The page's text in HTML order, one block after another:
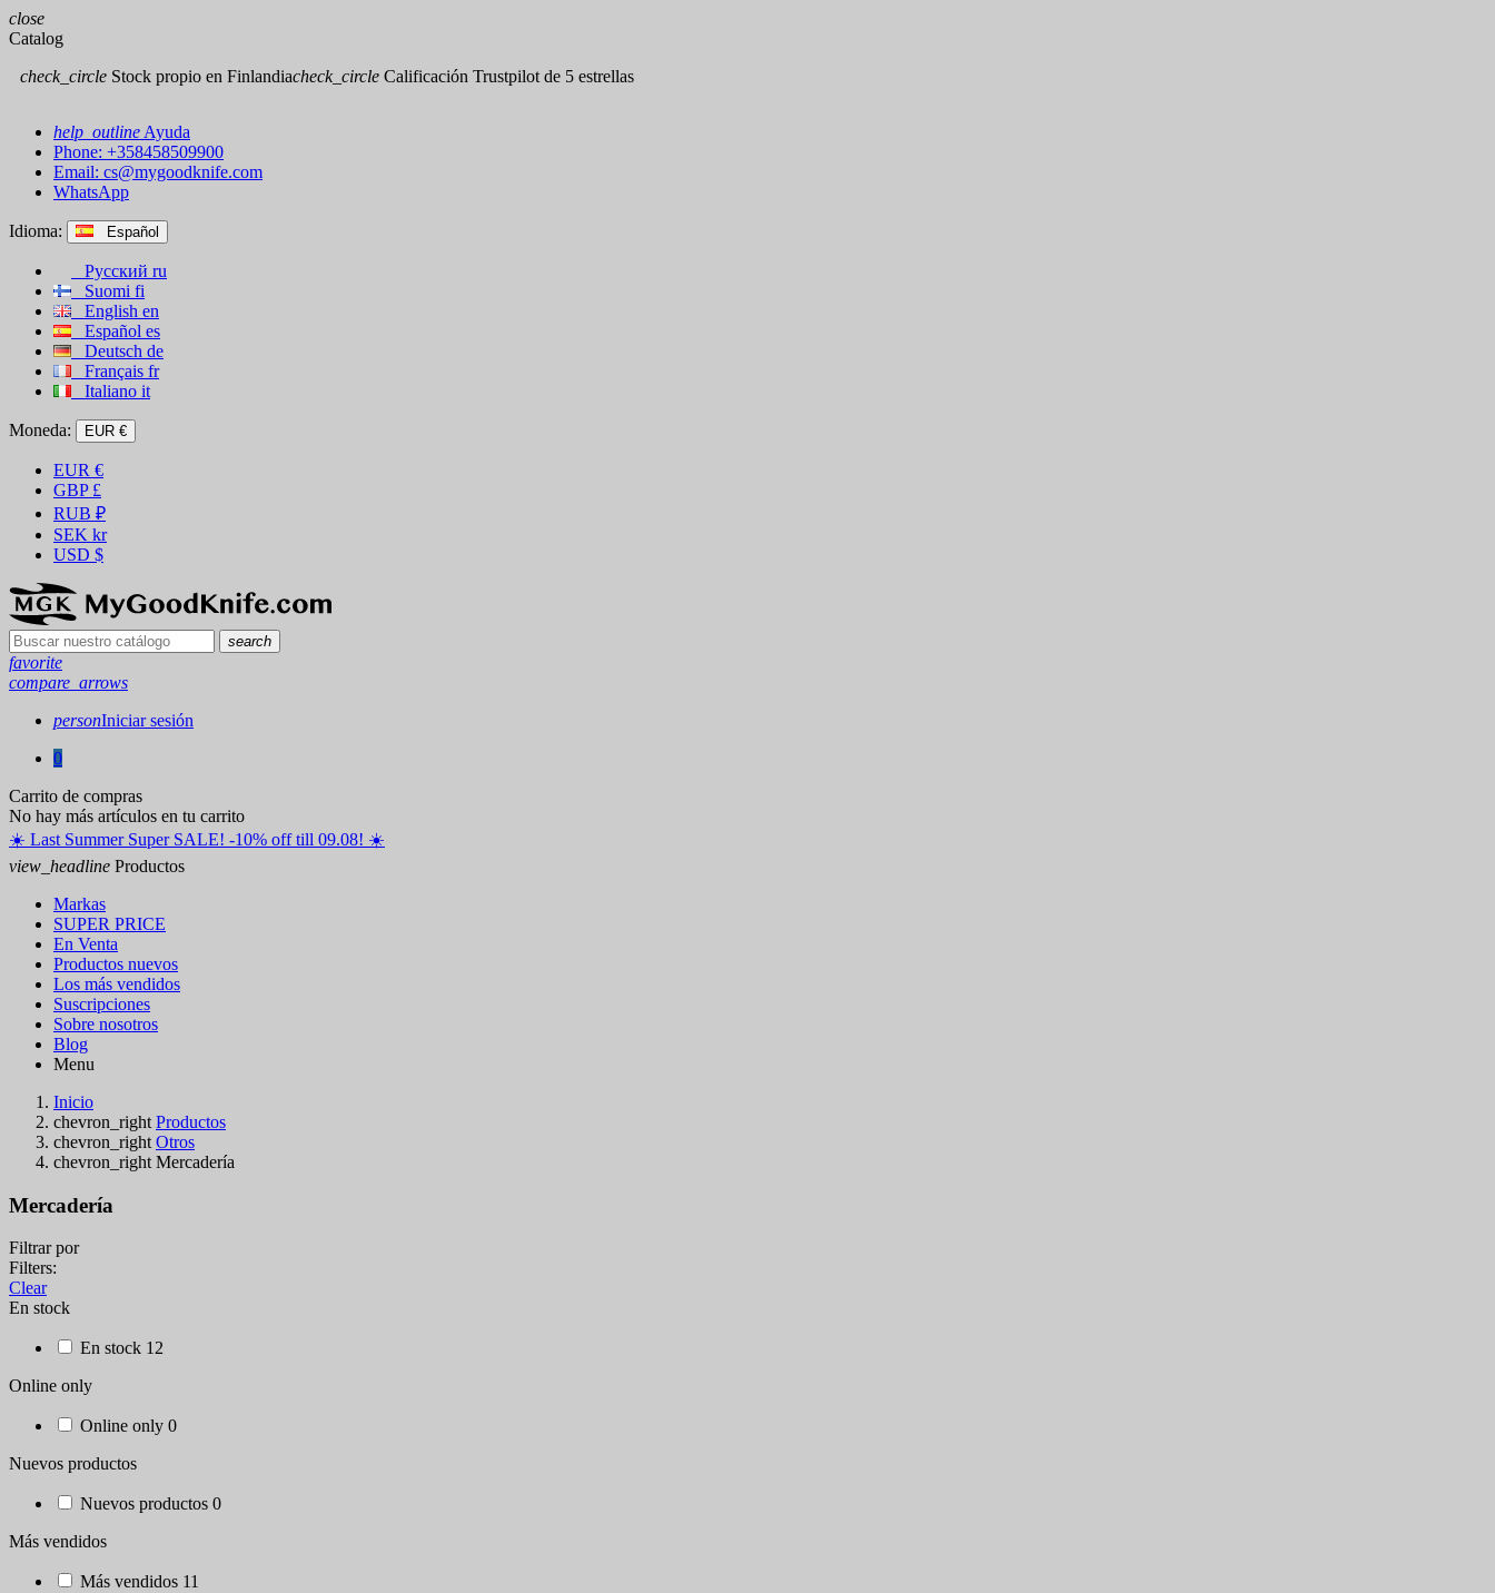
close
Catalog
check_circle Stock propio en Finlandiacheck_circle Calificación Trustpilot de 5 estrellas
help_outline Ayuda
Phone: +358458509900
Email: cs@mygoodknife.com
WhatsApp
Idioma: Español
Русский ru
Suomi fi
English en
Español es
Deutsch de
Français fr
Italiano it
Moneda: EUR €
EUR €
GBP £
RUB ₽
SEK kr
USD $
search
favorite
compare_arrows
personIniciar sesión
0
Carrito de compras
No hay más artículos en tu carrito
☀️ ️Last Summer Super SALE! -10% off till 09.08! ☀️
view_headline Productos
Markas
SUPER PRICE
En Venta
Productos nuevos
Los más vendidos
Suscripciones
Sobre nosotros
Blog
Menu
Inicio
chevron_right Productos
chevron_right Otros
chevron_right Mercadería
Mercadería
Filtrar por
Filters:
Clear
En stock
En stock 12
Online only
Online only 0
Nuevos productos
Nuevos productos 0
Más vendidos
Más vendidos 11